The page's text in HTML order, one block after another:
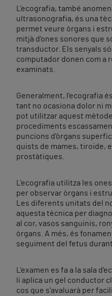
L'ecografia, també
ultrasonografia, és una
permet veure òrgans i
mitjà d'ones sonores que
transductor. Els senyals
computador donen com a
examinats.
Generalment, l'ecografia
tant no ocasiona dolor ni
pot utilitzar aquest
procediments
puncions d'òrgans
quists de mames, tiroide,
prostàtiques.
L'ecografia utilitza les
per observar òrgans i
Les diferents unitats del
aquesta tècnica per
al cor, vasos sanguinis,
òrgans. A més, és
seguiment del fetus durant
L'examen es fa a la sala
li aplica un gel conductor
cos que s'avaluarà per